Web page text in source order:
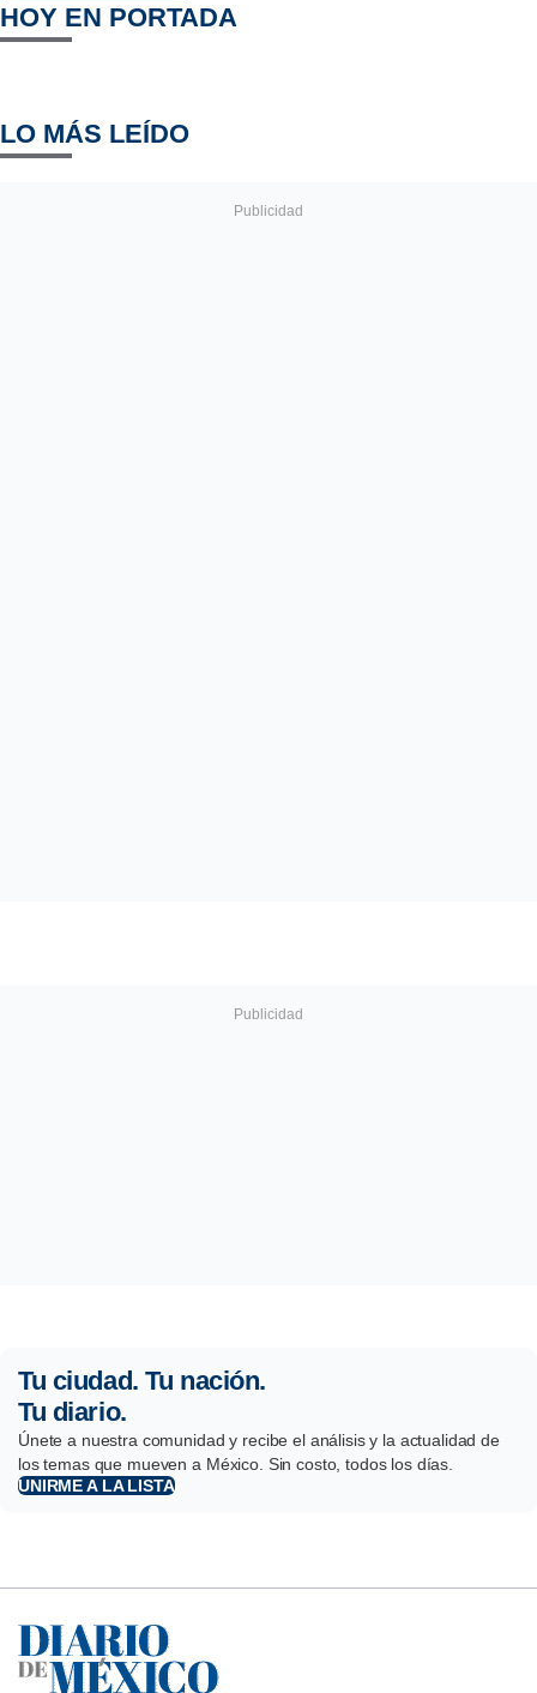
HOY EN PORTADA
LO MÁS LEÍDO
Tu ciudad. Tu nación.
Tu diario.
Únete a nuestra comunidad y recibe el análisis y la actualidad de
los temas que mueven a México. Sin costo, todos los días.
UNIRME A LA LISTA